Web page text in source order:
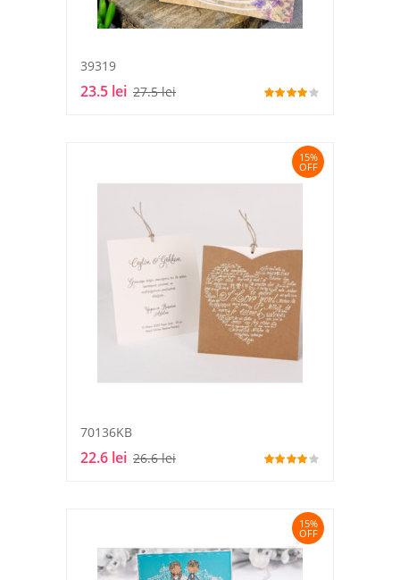
39319
23.5 lei 27.5 lei
15%
OFF
70136KB
22.6 lei 26.6 lei
15%
OFF